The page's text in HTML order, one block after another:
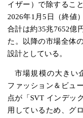
イザー）で除するこ
2026年1月5日（終値
合計は約35兆7652億
た。以降の市場全体
設計としている。
市場規模の大きい
ファッション＆ビュ
点が「SVT インデッ
用しているため、グ